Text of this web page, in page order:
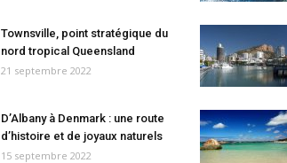
Townsville, point stratégique du
nord tropical Queensland
21 septembre 2022
D’Albany à Denmark : une route
d’histoire et de joyaux naturels
15 septembre 2022